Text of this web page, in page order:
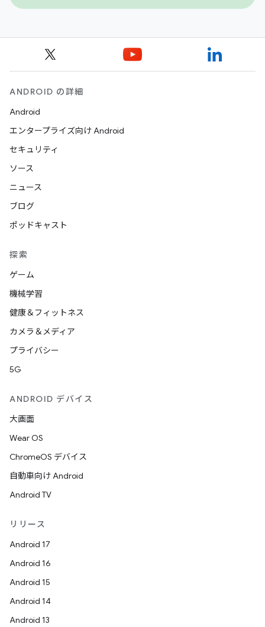
ANDROID の詳細
Android
エンタープライズ向け Android
セキュリティ
ソース
ニュース
ブログ
ポッドキャスト
探索
ゲーム
機械学習
健康＆フィットネス
カメラ＆メディア
プライバシー
5G
ANDROID デバイス
大画面
Wear OS
ChromeOS デバイス
自動車向け Android
Android TV
リリース
Android 17
Android 16
Android 15
Android 14
Android 13